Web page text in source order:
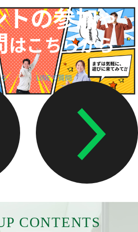
在校生ページ
卒業生の方へ
用ご担当者様へ
トの参加や
はこちらから
LINEで質問
CONTENTS